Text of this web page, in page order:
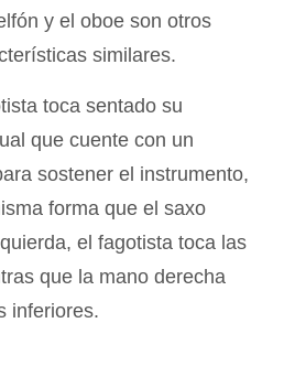
y el oboe son otros
similares.
toca sentado su
que cuente con un
sostener el instrumento,
forma que el saxo
el fagotista toca las
que la mano derecha
inferiores.